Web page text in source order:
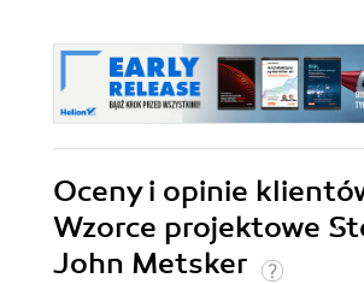
Oceny i opinie
Wzorce projektowe
John Metsker